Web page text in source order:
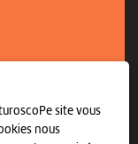
site vous
nous